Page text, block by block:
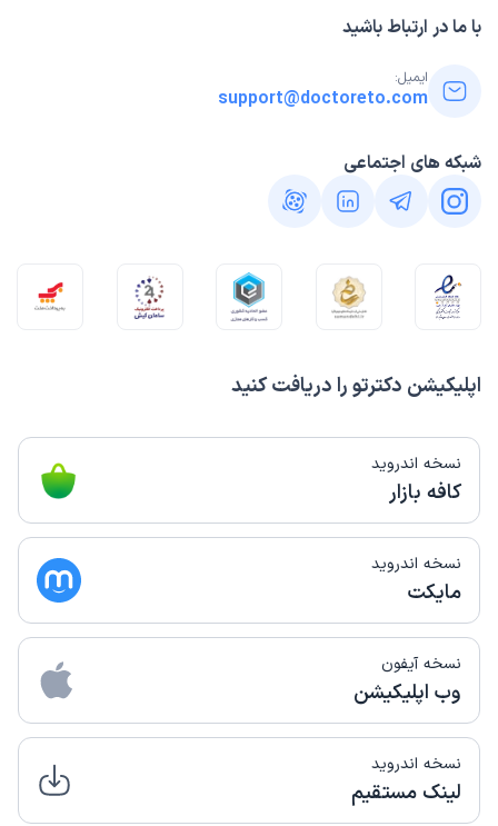
اپلیکیشن دکترتو را دریافت کنید
نسخه اندروید
کافه بازار
نسخه اندروید
مایکت
نسخه آیفون
وب اپلیکیشن
نسخه اندروید
لینک مستقیم
با ما در ارتباط باشید
ایمیل:
support@doctoreto.com
شبکه های اجتماعی